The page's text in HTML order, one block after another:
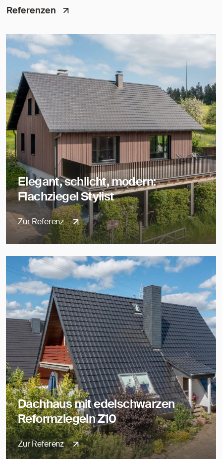
Referenzen
Elegant, schlicht, modern:
Flachziegel Stylist
Zur Referenz
Dachhaus mit edelschwarzen
Reformziegeln Z10
Zur Referenz